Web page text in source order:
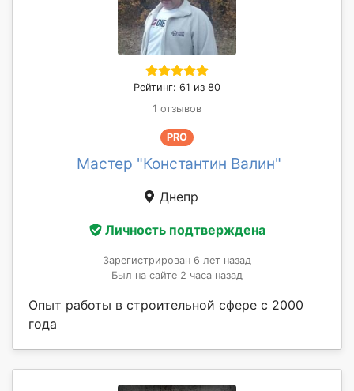
Рейтинг: 61 из 80
1 отзывов
PRO
Мастер "Константин Валин"
Днепр
Личность подтверждена
Зарегистрирован 6 лет назад
Был на сайте 2 часа назад
Опыт работы в строительной сфере с 2000
года